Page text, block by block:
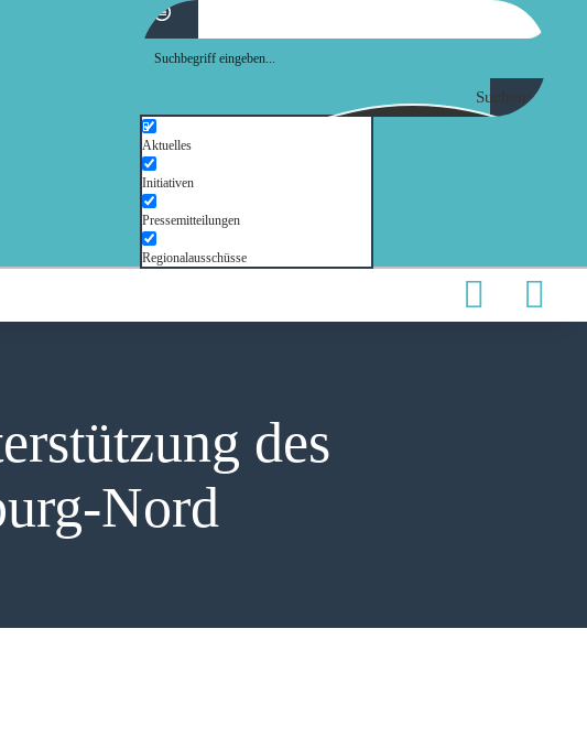
Suchen
Aktuelles
Initiativen
Pressemitteilungen
Regionalausschüsse
des
Nord